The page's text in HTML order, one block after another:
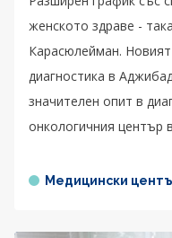
женското здраве -
Карасюлейман.
диагностика в
значителен опит в
онкологичния център
Медицински